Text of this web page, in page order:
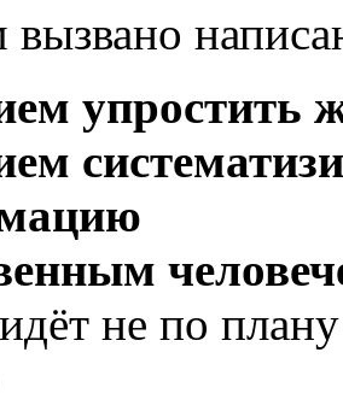
упростить
не по